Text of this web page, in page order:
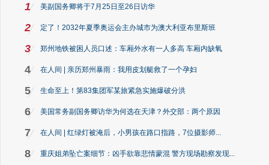
1 美副国务卿将于7月25日至26日访华
2 定了！2032年夏季奥运会主办城市为澳大利亚布里斯班
3 郑州地铁被困人员口述：车厢外水有一人多高 车厢内缺氧
4 在人间 | 亲历郑州暴雨：我用皮划艇救了一个孕妇
5 生命至上！第83集团军某旅紧急实施爆破分洪
6 美国常务副国务卿访华为何选在天津？外交部：两个原因
7 在人间 | 红绿灯被淹后，小男孩在路口指路，7位摄影师...
8 重庆姐弟坠亡案细节：凶手欲靠悲情蒙混 警方现场勘察发现...